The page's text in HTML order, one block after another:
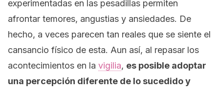
experimentadas en las pesadillas permiten
afrontar temores, angustias y ansiedades. De
hecho, a veces parecen tan reales que se siente el
cansancio físico de esta. Aun así, al repasar los
acontecimientos en la vigilia, es posible adoptar
una percepción diferente de lo sucedido y